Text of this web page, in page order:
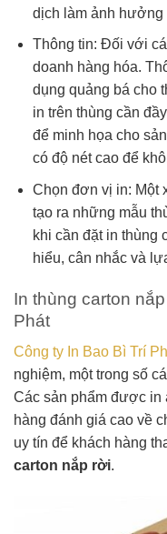
dịch làm ảnh
Thông tin: Đối với
doanh hàng hóa.
dụng quảng bá cho
in trên thùng cần
để minh họa cho
có độ nét cao để
Chọn đơn vị in: Một
tạo ra những mẫu
khi cần đặt in thùng
hiểu, cân nhắc và
In thùng carton
Phát
Công ty In Bao Bì Trí
nghiệm, một trong số
Các sản phẩm được in
hàng đánh giá cao về
uy tín để khách hàng
carton nắp rời.